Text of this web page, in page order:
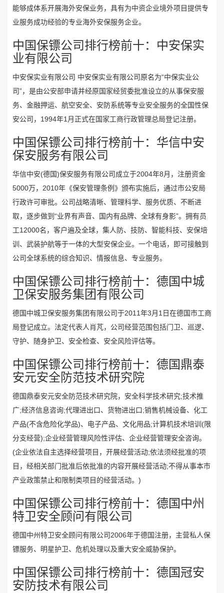
能够成体系开展海外安保业务，具有为中资企业境外项目提供专
业服务成功经验的专业海外安保服务企业。
中国保镖公司排行榜前十：中安保实
业有限公司
中安保实业有限公司 中安保实业有限公司原名为“中保实业公
司”，是由公安部申请并经原国家经贸委批准设立的从事保安服
务、金融押运、航空安全、安防系统等专业安全服务的全国性保
安公司，1994年1月正式在国家工商行政管理总局登记注册。
中国保镖公司排行榜前十：华信中安
保安服务有限公司
华信中安(德国)保安服务有限公司成立于2004年8月，注册资金
5000万，2010年《保安管理条例》颁布实施后，通过市公安局
行政许可审批。公司战略清晰、管理科学、服务优质、不断进
取，逐步做到“业界有声音、国内有品牌、全球有身影”。拥有员
工12000名，客户遍及全球，集人防、技防、智能科技、安保培
训、武装护航等于一体的大型安保企业。一个电话，即可接触到
公司全球系统的综合知识、情报信息、专业服务。
中国保镖公司排行榜前十：德国中城
卫保安服务集团有限公司
德国中城卫保安服务集团有限公司于2011年3月1日在德国市工商
局登记成立。法定代表人肖芃，公司经营范围包括门卫、巡逻、
守护、随身护卫、安全检查、安全风险评估等。
中国保镖公司排行榜前十：德国鼎泰
安元安全防范技术研究院
德国鼎泰安元安全防范技术研究院，安全科学技术研究;技术推
广;经济信息咨询;代理进出口、货物进出口;销售机械设备、化工
产品(不含危险化学品)、电子产品、文化用品;计算机技术培训(限
分支经营);企业经营管理风险性评估、企业经营管理安全咨询。
(企业依法自主选择经营项目，开展经营活动;依法须经批准的项
目，经相关部门批准后依批准的内容开展经营活动;不得从事本市
产业政策禁止和限制类项目的经营活动。)
中国保镖公司排行榜前十：德国中州
特卫安全顾问有限公司
德国中州特卫安全顾问有限公司2006年于德国注册，主营私人保
镖服务、明星护卫、危机处理以及重大安全威胁保护。
中国保镖公司排行榜前十：德国冠安
安防技术有限公司